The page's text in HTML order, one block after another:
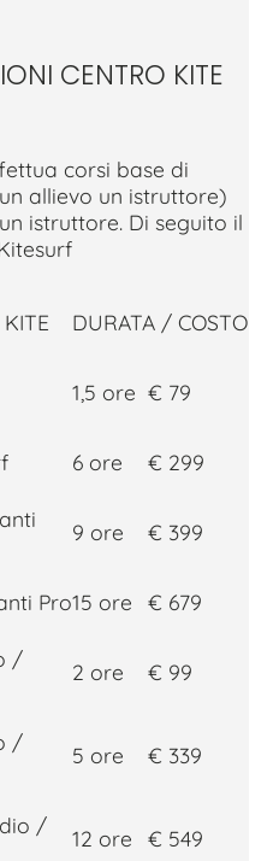
CENTRO KITE
corsi base di
allievo un istruttore)
istruttore. Di seguito il
DURATA / COSTO
1,5 ore € 79
6 ore € 299
9 ore € 399
Pro15 ore € 679
/
2 ore € 99
/
5 ore € 339
/
12 ore € 549